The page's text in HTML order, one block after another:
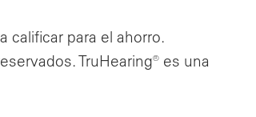
calificar para el ahorro.
TruHearing® es una